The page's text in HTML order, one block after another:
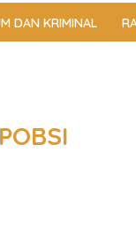
DAN KRIMINAL